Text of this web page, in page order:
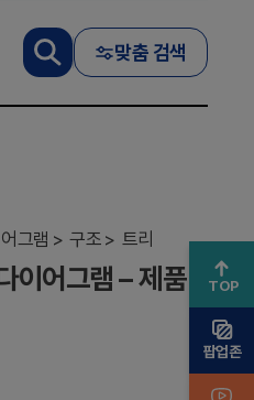
맞춤 검색
그램 구조 트리
이어그램 – 제품
TOP
팝업존